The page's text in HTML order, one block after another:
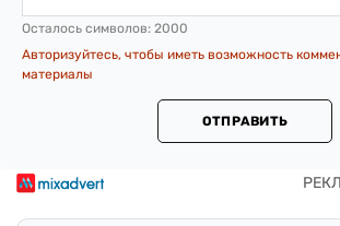
Осталось символов: 2000
Авторизуйтесь, чтобы иметь возможность
материалы
ОТПРАВИТЬ